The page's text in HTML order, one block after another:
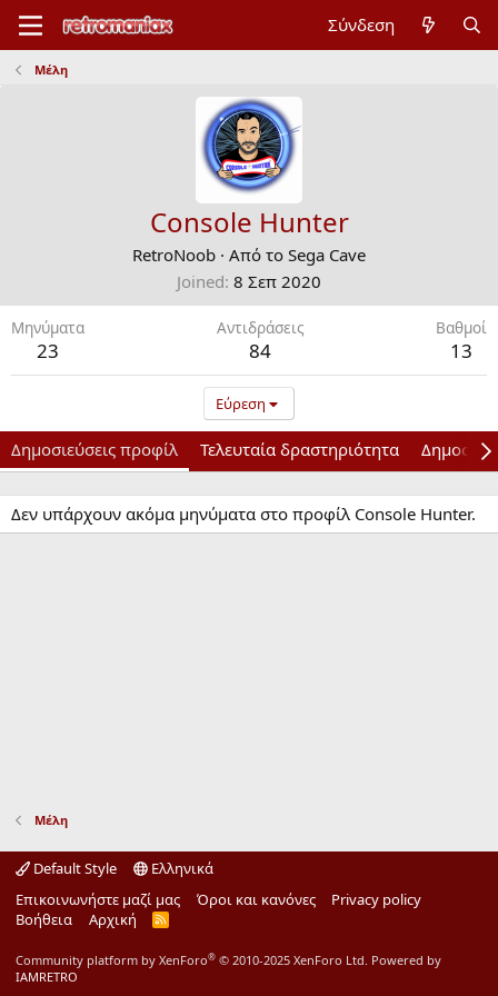
Σύνδεση
Μέλη
Console Hunter
RetroNoob · Από το Sega Cave
Joined 8 Σεπ 2020
Μηνύματα
23
Αντιδράσεις
84
Bαθμοί
13
Εύρεση
Δημοσιεύσεις προφίλ Τελευταία δραστηριότητα
Δεν υπάρχουν ακόμα μηνύματα στο προφίλ Console Hunter.
Μέλη
Default Style
Ελληνικά
Επικοινωνήστε μαζί μας
Όροι και κανόνες
Privacy policy
Βοήθεια
Αρχική
R
Community platform by XenForo® © 2010-2025 XenForo Ltd. Powered by
IAMRETRO